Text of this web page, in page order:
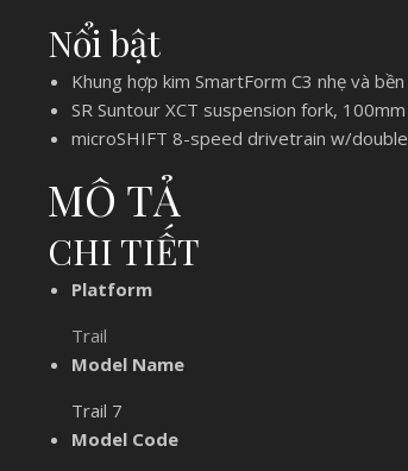
Nổi bật
Khung hợp kim SmartForm C3 nhẹ và bền
SR Suntour XCT suspension fork,
microSHIFT 8-speed drivetrain w/
MÔ TẢ
CHI TIẾT
Platform
Trail
Model Name
Trail 7
Model Code